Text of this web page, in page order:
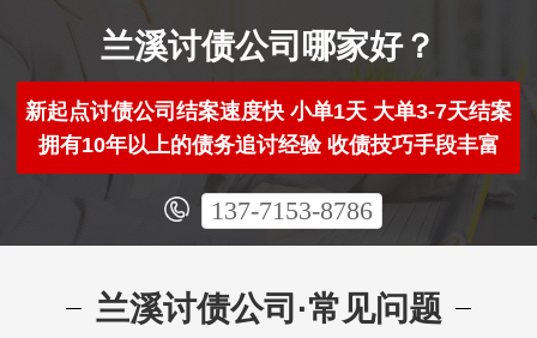
兰溪讨债公司哪家好？
新起点讨债公司结案速度快 小单1天 大单3-7天结案
拥有10年以上的债务追讨经验 收债技巧手段丰富
137-7153-8786
兰溪讨债公司·常见问题